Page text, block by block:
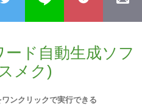
ード自動生成ソフ
メク)
ンクリックで実行できる